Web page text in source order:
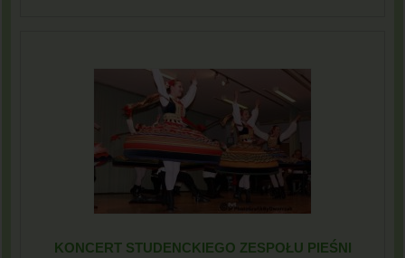
KONCERT STUDENCKIEGO ZESPOŁU PIEŚNI